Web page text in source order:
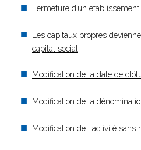
Fermeture d’un
Les capitaux propres
capital social
Modification de la date de
Modification de la
Modification de l'activité sans